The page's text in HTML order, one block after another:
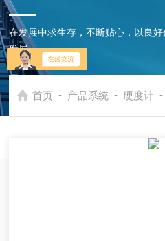
在发展中求生存，不断贴心，以良
发展
首页 - 产品系统 - 硬度计 -